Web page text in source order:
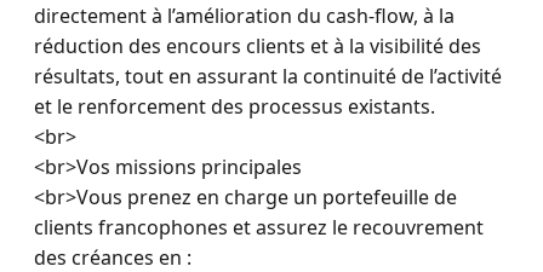
directement à l’amélioration du cash-flow, à la
réduction des encours clients et à la visibilité des
résultats, tout en assurant la continuité de l’activité
et le renforcement des processus existants.
<br>
<br>Vos missions principales
<br>Vous prenez en charge un portefeuille de
clients francophones et assurez le recouvrement
des créances en :